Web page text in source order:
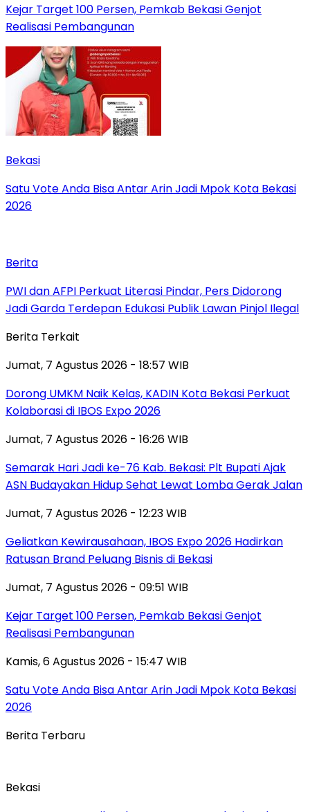
Kejar Target 100 Persen, Pemkab Bekasi Genjot
Realisasi Pembangunan
Bekasi
Satu Vote Anda Bisa Antar Arin Jadi Mpok Kota Bekasi
2026
Berita
PWI dan AFPI Perkuat Literasi Pindar, Pers Didorong
Jadi Garda Terdepan Edukasi Publik Lawan Pinjol Ilegal
Berita Terkait
Jumat, 7 Agustus 2026 - 18:57 WIB
Dorong UMKM Naik Kelas, KADIN Kota Bekasi Perkuat
Kolaborasi di IBOS Expo 2026
Jumat, 7 Agustus 2026 - 16:26 WIB
‎Semarak Hari Jadi ke-76 Kab. Bekasi: Plt Bupati Ajak
ASN Budayakan Hidup Sehat Lewat Lomba Gerak Jalan
Jumat, 7 Agustus 2026 - 12:23 WIB
‎Geliatkan Kewirausahaan, IBOS Expo 2026 Hadirkan
Ratusan Brand Peluang Bisnis di Bekasi
Jumat, 7 Agustus 2026 - 09:51 WIB
Kejar Target 100 Persen, Pemkab Bekasi Genjot
Realisasi Pembangunan
Kamis, 6 Agustus 2026 - 15:47 WIB
Satu Vote Anda Bisa Antar Arin Jadi Mpok Kota Bekasi
2026
Berita Terbaru
Bekasi